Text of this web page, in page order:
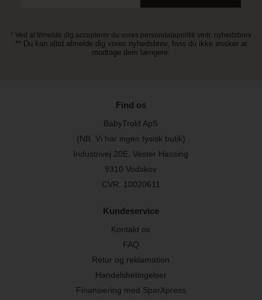
* Ved at tilmelde dig accepterer du vores persondatapolitik vedr. nyhedsbrev
** Du kan altid afmelde dig vores nyhedsbrev, hvis du ikke ønsker at
modtage dem længere.
Find os
BabyTrold ApS
(NB. Vi har ingen fysisk butik)
Industrivej 20E, Vester Hassing
9310 Vodskov
CVR: 10020611
Kundeservice
Kontakt os
FAQ
Retur og reklamation
Handelsbetingelser
Finansiering med SparXpress